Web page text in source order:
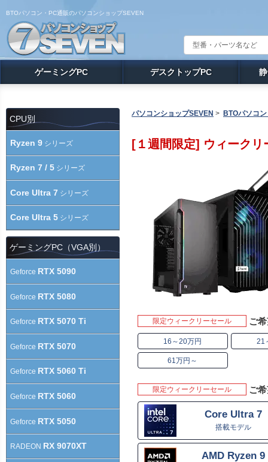
BTOパソコン・PC通販のパソコンショップSEVEN
ゲーミングPC デスクトップPC
パソコンショップSEVEN > BTOパソコ
[１週間限定] ウィーク
限定ウィークリーセール ご
16～20万円 21
61万円～
限定ウィークリーセール ご
Core Ultra 7
搭載モデル
AMD Ryzen 9
CPU別
Ryzen 9 シリーズ
Ryzen 7 / 5 シリーズ
Core Ultra 7 シリーズ
Core Ultra 5 シリーズ
ゲーミングPC（VGA別）
Geforce RTX 5090
Geforce RTX 5080
Geforce RTX 5070 Ti
Geforce RTX 5070
Geforce RTX 5060 Ti
Geforce RTX 5060
Geforce RTX 5050
RADEON RX 9070XT